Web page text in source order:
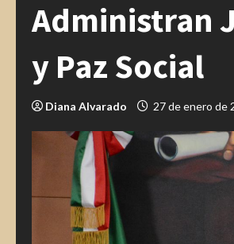
Administran
y Paz Social
Diana Alvarado 27 de enero de